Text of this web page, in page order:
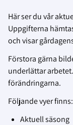
Här ser du vår
Uppgifterna
och visar
Förstora gärna
underlättar
förändringarna.
Följande vyer finns:
Aktuell säsong